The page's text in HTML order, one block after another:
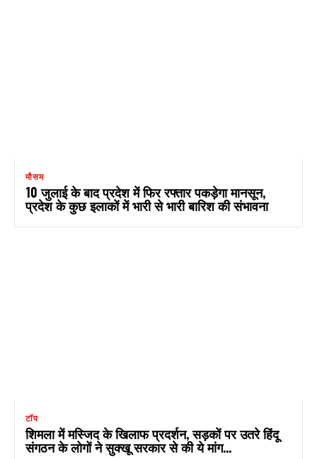
मौसम
10 जुलाई के बाद प्रदेश में फिर रफ्तार पकड़ेगा मानसून,
प्रदेश के कुछ इलाकों में भारी से भारी बारिश की संभावना
टॉप
शिमला में मस्जिद के खिलाफ प्रदर्शन, सड़कों पर उतरे हिंदू
संगठन के लोगों ने सुक्खू सरकार से की ये मांग…